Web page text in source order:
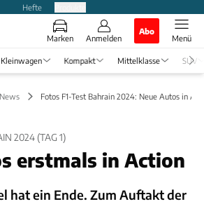
Hefte
Marken Anmelden
Abo
Menü
Kleinwagen Kompakt Mittelklasse SUV
Fotos F1-Test Bahrain 2024: Neue Autos in
2024 (TAG 1)
erstmals in Action
hat ein Ende. Zum Auftakt der